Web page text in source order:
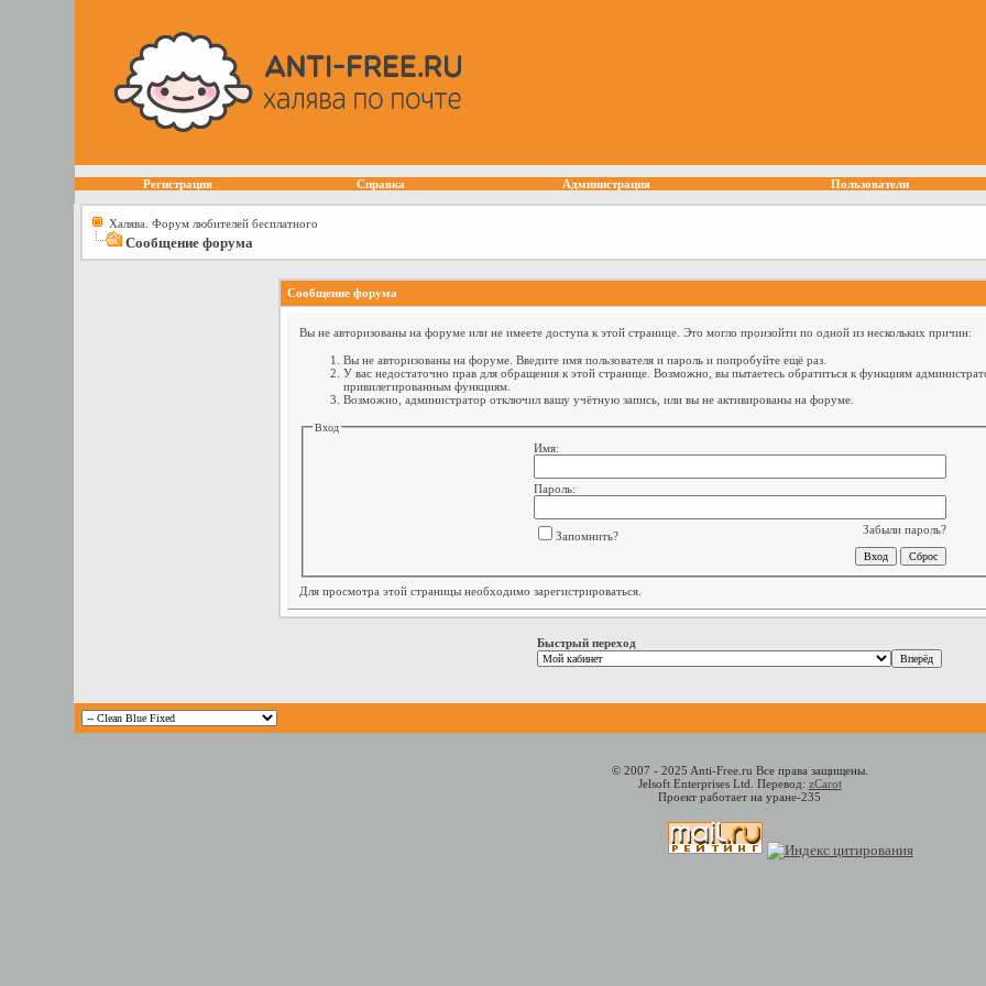
Регистрация Справка Администрация Пользователи
Халява. Форум любителей бесплатного
Сообщение форума
Сообщение форума
Вы не авторизованы на форуме или не имеете доступа к этой странице. Это могло произойти по одной из нескольких причин:
Вы не авторизованы на форуме. Введите имя пользователя и пароль и попробуйте ещё раз.
У вас недостаточно прав для обращения к этой странице. Возможно, вы пытаетесь обратиться к функциям
привилегированным функциям.
Возможно, администратор отключил вашу учётную запись, или вы не активированы на форуме.
Вход
Имя:
Пароль:
Забыли пароль?
Запомнить?
Для просмотра этой страницы необходимо зарегистрироваться.
Быстрый переход
© 2007 - 2025 Anti-Free.ru Все права защищены.
Jelsoft Enterprises Ltd. Перевод: zCarot
Проект работает на уране-235